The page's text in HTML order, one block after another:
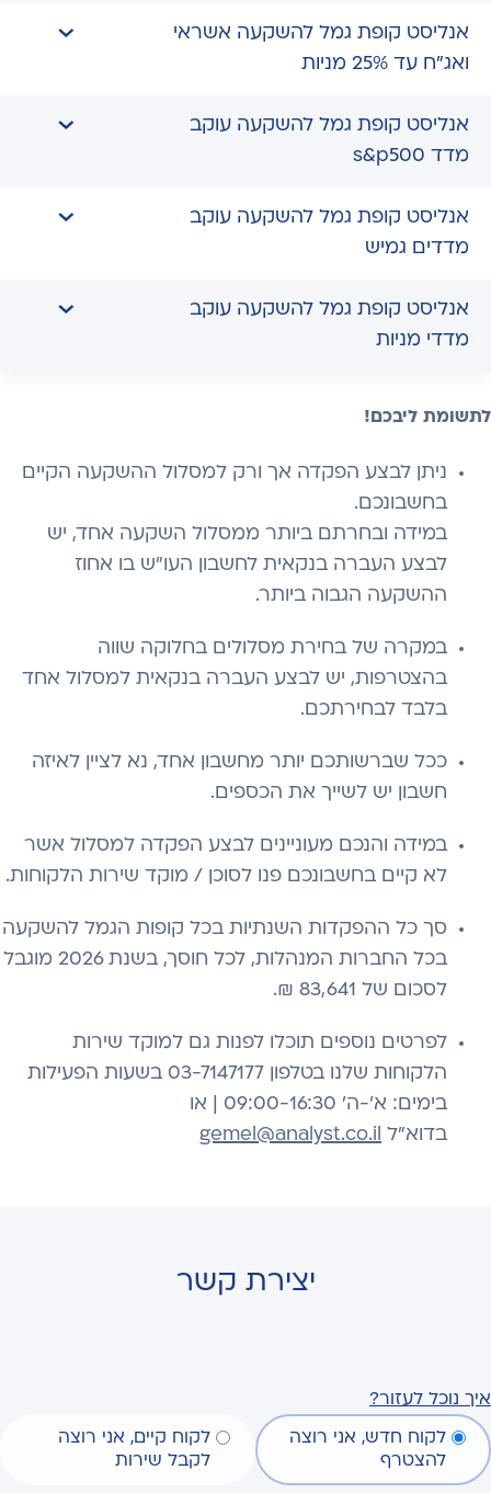
אנליסט קופת גמל להשקעה אשראי
ואג"ח עד 25% מניות
אנליסט קופת גמל להשקעה עוקב
מדד s&p500
אנליסט קופת גמל להשקעה עוקב
מדדים גמיש
אנליסט קופת גמל להשקעה עוקב
מדדי מניות
לתשומת ליבכם!
ניתן לבצע הפקדה אך ורק למסלול ההשקעה הקיים
בחשבונכם.
במידה ובחרתם ביותר ממסלול השקעה אחד, יש
לבצע העברה בנקאית לחשבון העו"ש בו אחוז
ההשקעה הגבוה ביותר.
במקרה של בחירת מסלולים בחלוקה שווה
בהצטרפות, יש לבצע העברה בנקאית למסלול אחד
בלבד לבחירתכם.
ככל שברשותכם יותר מחשבון אחד, נא לציין לאיזה
חשבון יש לשייך את הכספים.
במידה והנכם מעוניינים לבצע הפקדה למסלול אשר
לא קיים בחשבונכם פנו לסוכן / מוקד שירות הלקוחות.
סך כל ההפקדות השנתיות בכל קופות הגמל להשקעה
בכל החברות המנהלות, לכל חוסך, בשנת 2026 מוגבל
לסכום של 83,641 ₪.
לפרטים נוספים תוכלו לפנות גם למוקד שירות
הלקוחות שלנו בטלפון 03-7147177 בשעות הפעילות
בימים: א׳-ה׳ 09:00-16:30 | או
בדוא"ל gemel@analyst.co.il
יצירת קשר
איך נוכל לעזור?
לקוח חדש, אני רוצה
להצטרף
לקוח קיים, אני רוצה
לקבל שירות